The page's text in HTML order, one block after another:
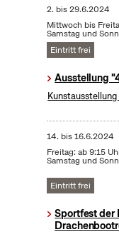
2. bis29.6.2024
Mittwoch bis
Samstag und
Eintritt frei
Ausstellung
14. bis16.6.2024
Freitag: ab 9:15
Samstag und
Eintritt frei
Sportfest der